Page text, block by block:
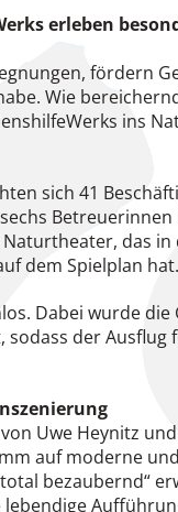
erleben
fördern
Wie
ins
sich 41
das in
dem Spielplan hat.
Dabei wurde
der Ausflug
Uwe Heynitz
auf moderne
bezaubernd“